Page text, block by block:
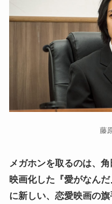
藤
メガホンを取るのは、
映画化した『愛がなん
に新しい、恋愛映画の旗